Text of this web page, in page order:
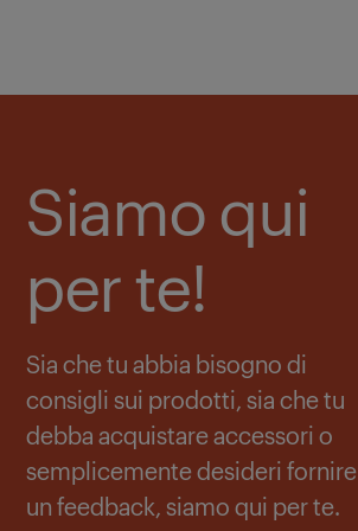
Siamo qui
per te!
Sia che tu abbia bisogno di
consigli sui prodotti, sia che tu
debba acquistare accessori o
semplicemente desideri fornire
un feedback, siamo qui per te.